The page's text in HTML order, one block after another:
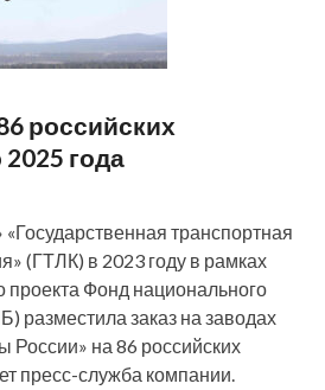
российских
года
транспортная
(ГТЛК) в 2023 году в рамках
проекта Фонд национального
разместила заказ на заводах
России» на 86 российских
пресс-служба компании.